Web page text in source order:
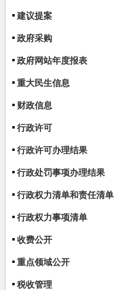
建议提案
政府采购
政府网站年度报表
重大民生信息
财政信息
行政许可
行政许可办理结果
行政处罚事项办理结果
行政权力清单和责任清单
行政权力事项清单
收费公开
重点领域公开
税收管理